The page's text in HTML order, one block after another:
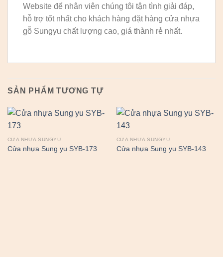
Website để nhân viên chúng tôi tận tình giải đáp,
hỗ trợ tốt nhất cho khách hàng đặt hàng cửa nhựa
gỗ Sungyu chất lượng cao, giá thành rẻ nhất.
SẢN PHẨM TƯƠNG TỰ
CỬA NHỰA SUNGYU
Cửa nhựa Sung yu SYB-173
CỬA NHỰA SUNGYU
Cửa nhựa Sung yu SYB-143